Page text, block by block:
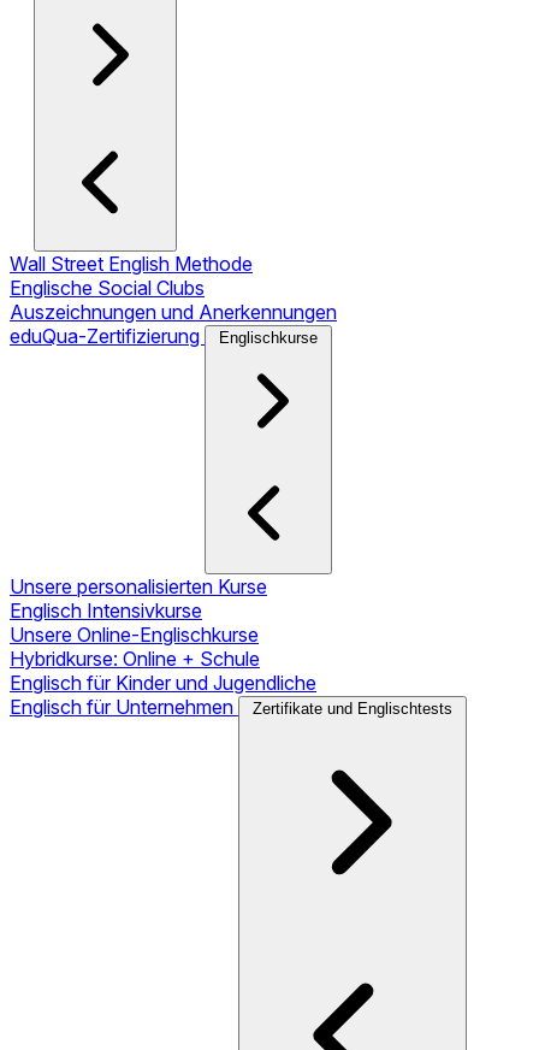
Wall Street English Methode
Englische Social Clubs
Auszeichnungen und Anerkennungen
eduQua-Zertifizierung
Englischkurse
Unsere personalisierten Kurse
Englisch Intensivkurse
Unsere Online-Englischkurse
Hybridkurse: Online + Schule
Englisch für Kinder und Jugendliche
Englisch für Unternehmen
Zertifikate und Englischtests